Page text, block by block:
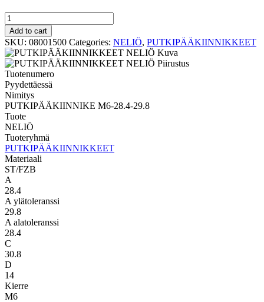
NELIÖ
PUTKIPÄÄKIINNIKE
M6-
28.4-
29.8
quantity
Add to cart
SKU: 08001500 Categories: NELIÖ, PUTKIPÄÄKIINNIKKEET
Tuotenumero
Pyydettäessä
Nimitys
PUTKIPÄÄKIINNIKE M6-28.4-29.8
Tuote
NELIÖ
Tuoteryhmä
PUTKIPÄÄKIINNIKKEET
Materiaali
ST/FZB
A
28.4
A ylätoleranssi
29.8
A alatoleranssi
28.4
C
30.8
D
14
Kierre
M6